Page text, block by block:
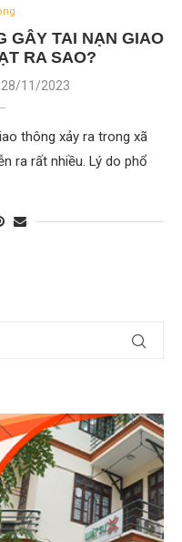
GÂY TAI NẠN GIAO
RA SAO?
28/11/2023
thông xảy ra trong xã
ra rất nhiều. Lý do phổ